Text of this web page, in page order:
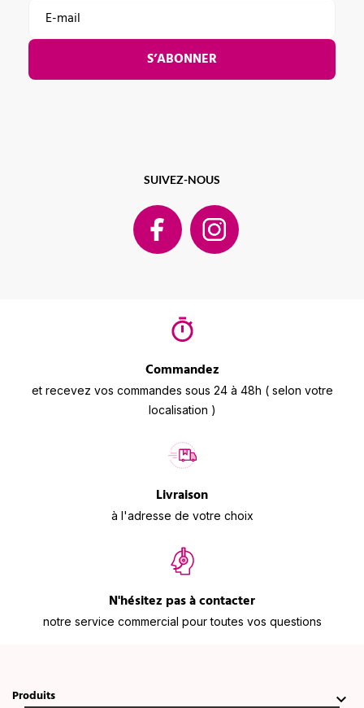
S’ABONNER
SUIVEZ-NOUS
Commandez
et recevez vos commandes sous 24 à 48h ( selon votre
localisation )
Livraison
à l'adresse de votre choix
N'hésitez pas à contacter
notre service commercial pour toutes vos questions
Produits 